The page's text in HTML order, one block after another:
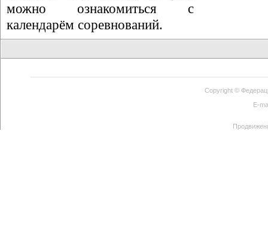
можно ознакомиться с
календарём соревнований.
Copyright ©
E-